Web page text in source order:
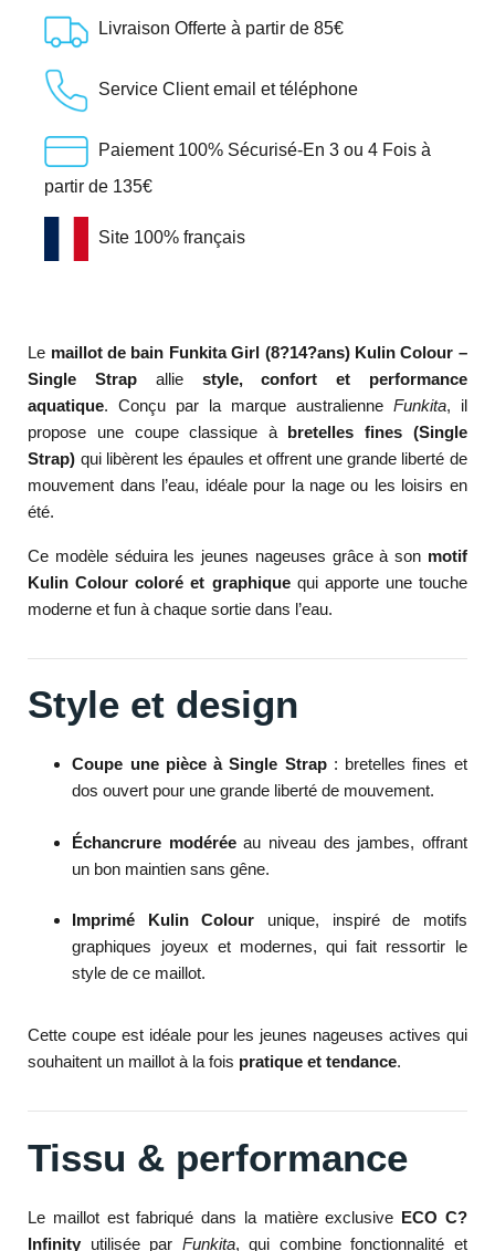
Livraison Offerte à partir de 85€
Service Client email et téléphone
Paiement 100% Sécurisé-En 3 ou 4 Fois à
partir de 135€
Site 100% français
Le maillot de bain Funkita Girl (8?14?ans) Kulin Colour –
Single Strap allie style, confort et performance
aquatique. Conçu par la marque australienne Funkita, il
propose une coupe classique à bretelles fines (Single
Strap) qui libèrent les épaules et offrent une grande liberté de
mouvement dans l’eau, idéale pour la nage ou les loisirs en
été.
Ce modèle séduira les jeunes nageuses grâce à son motif
Kulin Colour coloré et graphiquequi apporte une touche
moderne et fun à chaque sortie dans l’eau.
Style et design
Coupe une pièce à Single Strap: bretelles fines et
dos ouvert pour une grande liberté de mouvement.
Échancrure modéréeau niveau des jambes, offrant
un bon maintien sans gêne.
Imprimé Kulin Colour unique, inspiré de motifs
graphiques joyeux et modernes, qui fait ressortir le
style de ce maillot.
Cette coupe est idéale pour les jeunes nageuses actives qui
souhaitent un maillot à la fois pratique et tendance.
Tissu & performance
Le maillot est fabriqué dans la matière exclusive ECO C?
Infinity utilisée par Funkita, qui combine fonctionnalité et